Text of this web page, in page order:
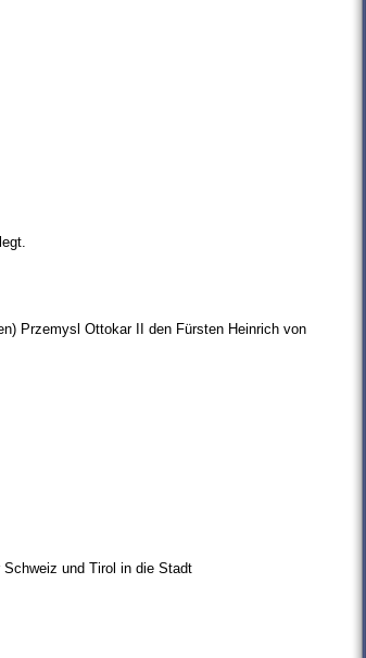
Przemysl Ottokar II den Fürsten Heinrich von
und Tirol in die Stadt